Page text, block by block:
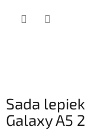
Sada
Galaxy A5